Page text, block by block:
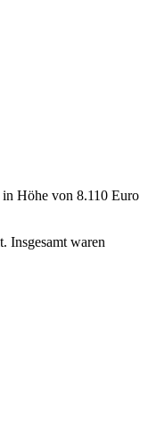
Höhe von 8.110 Euro
Insgesamt waren